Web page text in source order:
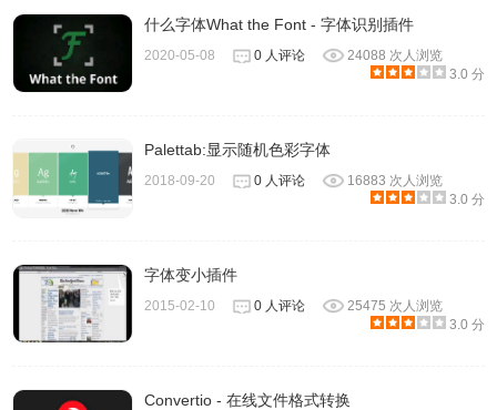
什么字体What the Font - 字体识别插件
2020-05-08 0 人评论
24088 次人浏览
3.0 分
Palettab:显示随机色彩字体
2018-09-20 0 人评论
16883 次人浏览
3.0 分
字体变小插件
2015-02-10 0 人评论
25475 次人浏览
3.0 分
Convertio - 在线文件格式转换